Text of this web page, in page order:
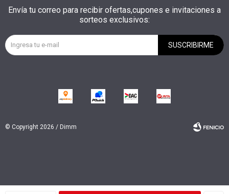
Envía tu correo para recibir ofertas,cupones e invitaciones a
sorteos exclusivos:
SUSCRIBIRME
© Copyright 2026 / Dimm